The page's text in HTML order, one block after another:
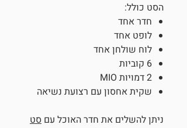
הסט כולל:
חדר אחד
לופט אחד
לוח שולחן אחד
6 קוביות
2 דמויות MIO
שקית אחסון עם רצועת נשיאה
ניתן להשלים את חדר האוכל עם סט